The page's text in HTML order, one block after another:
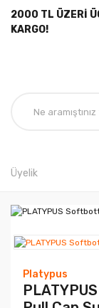
2000 TL ÜZERİ
KARGO!
Üyelik
Platypus